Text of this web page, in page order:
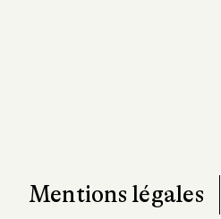
Mentions légales